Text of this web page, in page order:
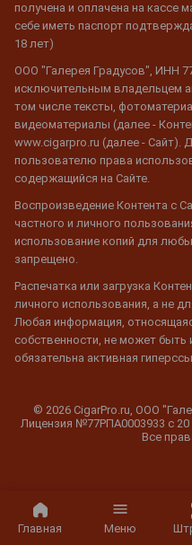
Главная Меню
получена и оплачена на кассе
себе иметь паспорт
18 лет)
ООО "Галерея Градусов", ИНН
исключительным владельцем
том числе тексты,
видеоматериалы (далее -
www.cigarpro.ru (далее - Сайт).
пользователю права
содержащийся на Сайте.
Воспроизведение Контента с
частного и личного
использование копий для
запрещено.
Распечатка или загрузка
личного использования, а не
Любая информация,
собственности, не может быть
обязательна активная
© 2026 CigarPro.ru, ООО
Лицензия №77РПА0003933 c 20
Все